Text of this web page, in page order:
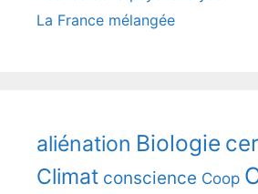
La France mélangée
aliénation Biologie
Climat conscience Coop